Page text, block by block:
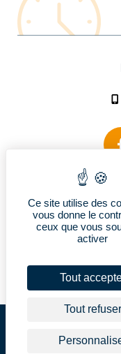
Ce site utilise des
vous donne le
ceux que vous
activer
Tout
Tout refuser